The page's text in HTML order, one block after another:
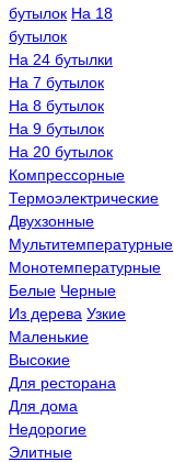
бутылок На 18
бутылок
На 24 бутылки
На 7 бутылок
На 8 бутылок
На 9 бутылок
На 20 бутылок
Компрессорные
Термоэлектрические
Двухзонные
Мультитемпературные
Монотемпературные
Белые Черные
Из дерева Узкие
Маленькие
Высокие
Для ресторана
Для дома
Недорогие
Элитные